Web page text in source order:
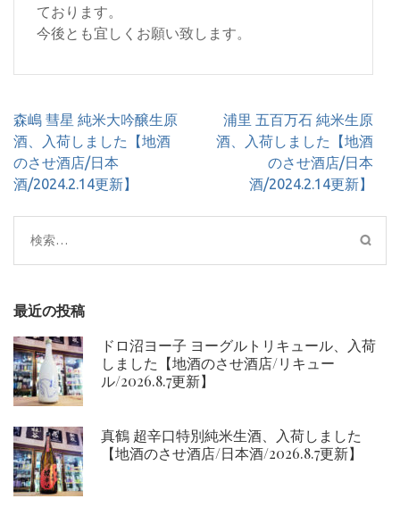
ております。
今後とも宜しくお願い致します。
投
稿
ナ
ビ
シ
ョ
森嶋 彗星 純米大吟醸生原
酒、入荷しました【地酒
のさせ酒店/日本
酒/2024.2.14更新】
浦里 五百万石 純米生原
酒、入荷しました【地酒
のさせ酒店/日本
酒/2024.2.14更新】
検
索:
最近の投稿
ドロ沼ヨー子 ヨーグルトリキュール、入荷
しました【地酒のさせ酒店/リキュー
ル/2026.8.7更新】
真鶴 超辛口特別純米生酒、入荷しました
【地酒のさせ酒店/日本酒/2026.8.7更新】